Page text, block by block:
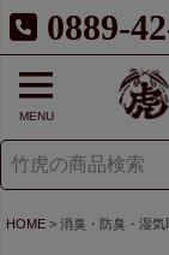
0889-
MENU
HOME 消臭・防臭・湿気